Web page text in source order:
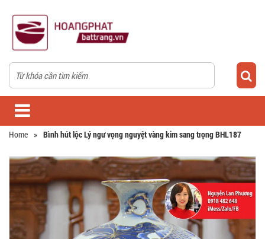
Home » Bình hút lộc Lý ngư vọng nguyệt vàng kim sang trọng BHL187